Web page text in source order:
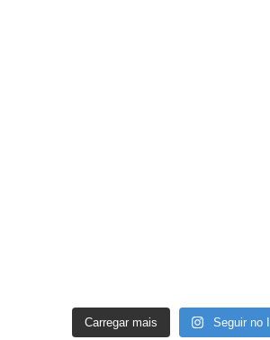
Carregar mais Seguir no